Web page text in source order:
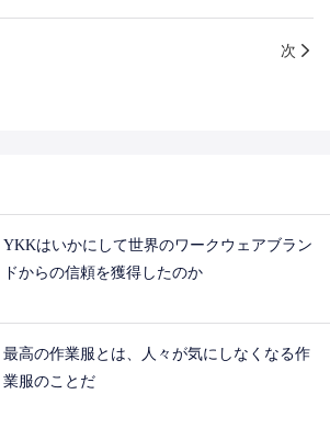
次
YKKはいかにして世界のワークウェアブラン
ドからの信頼を獲得したのか
最高の作業服とは、人々が気にしなくなる作
業服のことだ